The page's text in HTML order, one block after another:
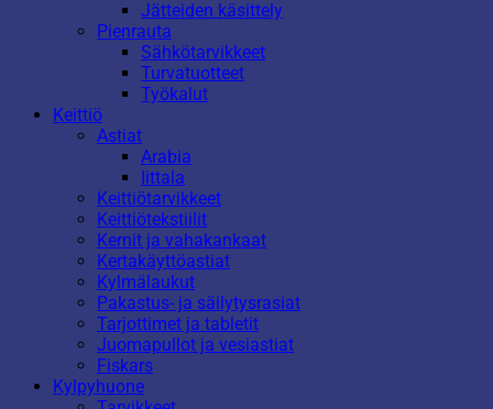
Jätteiden käsittely
Pienrauta
Sähkötarvikkeet
Turvatuotteet
Työkalut
Keittiö
Astiat
Arabia
Iittala
Keittiötarvikkeet
Keittiötekstiilit
Kernit ja vahakankaat
Kertakäyttöastiat
Kylmälaukut
Pakastus- ja säilytysrasiat
Tarjottimet ja tabletit
Juomapullot ja vesiastiat
Fiskars
Kylpyhuone